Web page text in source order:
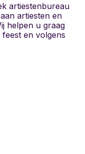
artiestenbureau
artiesten en
helpen u graag
en volgens